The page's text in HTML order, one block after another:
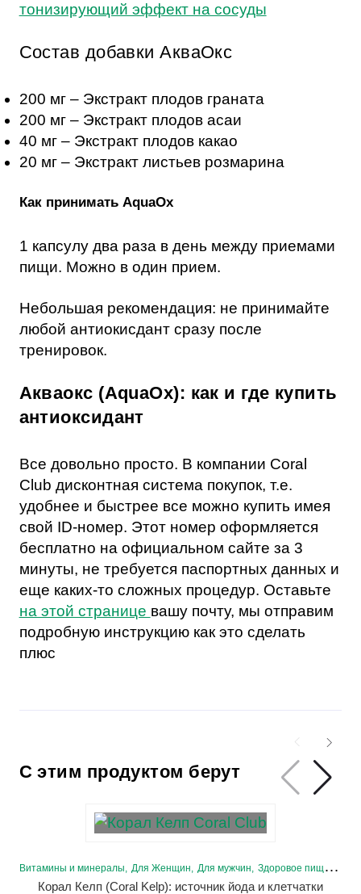
тонизирующий эффект на сосуды
Состав добавки АкваОкс
200 мг – Экстракт плодов граната
200 мг – Экстракт плодов асаи
40 мг – Экстракт плодов какао
20 мг – Экстракт листьев розмарина
Как принимать AquaOx
1 капсулу два раза в день между приемами
пищи. Можно в один прием.
Небольшая рекомендация: не принимайте
любой антиокисдант сразу после
тренировок.
Акваокс (AquaOx): как и где купить
антиоксидант
Все довольно просто. В компании Coral
Club дисконтная система покупок, т.е.
удобнее и быстрее все можно купить имея
свой ID-номер. Этот номер оформляется
бесплатно на официальном сайте за 3
минуты, не требуется паспортных данных и
еще каких-то сложных процедур. Оставьте
на этой странице вашу почту, мы отправим
подробную инструкцию как это сделать
плюс
С этим продуктом берут
Витамины и минералы Для Женщин Для мужчин Здоровое пищеварение
Корал Келп (Coral Kelp): источник йода и клетчатки